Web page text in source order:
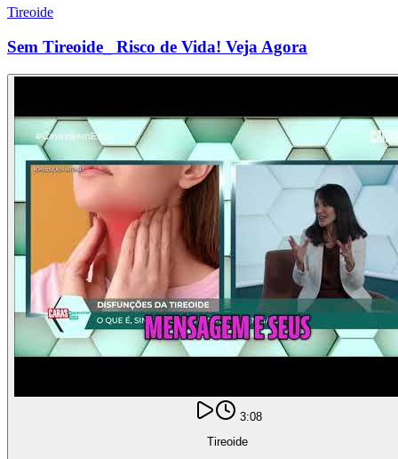
Tireoide
Sem Tireoide_ Risco de Vida! Veja Agora
3:08
Tireoide